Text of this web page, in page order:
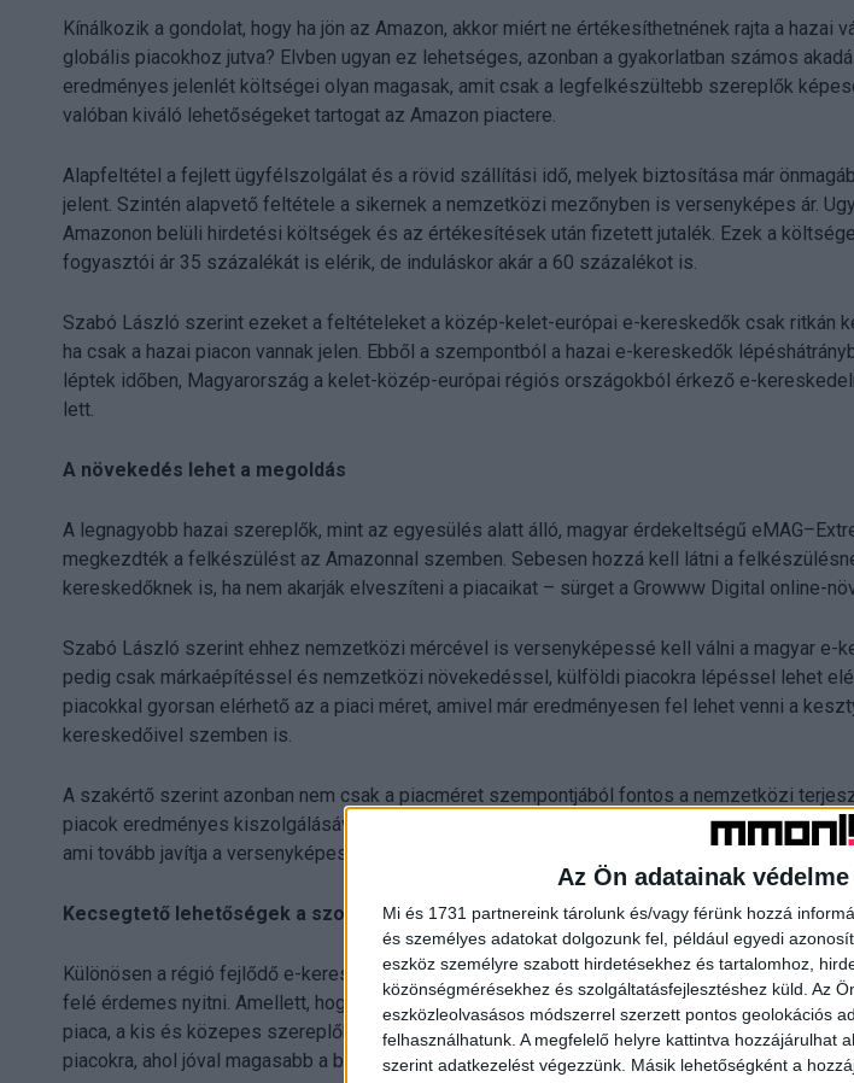
Az Ön adatainak
Mi és 1731 partnereink tárolunk és/vagy férünk hozzá
és személyes adatokat dolgozunk fel, például egyedi
eszköz személyre szabott hirdetésekhez és tartalomhoz,
közönségmérésekhez és szolgáltatásfejlesztéshez küld. Az
eszközleolvasásos módszerrel szerzett pontos geolokációs
felhasználhatunk. A megfelelő helyre kattintva hozzájárulhat
szerint adatkezelést végezzünk. Másik lehetőségként a
Kínálkozik a gondolat, hogy ha jön az Amazon, akkor miért ne értékesíthetnének rajta a hazai
globális piacokhoz jutva? Elvben ugyan ez lehetséges, azonban a gyakorlatban számos
eredményes jelenlét költségei olyan magasak, amit csak a legfelkészültebb szereplők
valóban kiváló lehetőségeket tartogat az Amazon piactere.
Alapfeltétel a fejlett ügyfélszolgálat és a rövid szállítási idő, melyek biztosítása már
jelent. Szintén alapvető feltétele a sikernek a nemzetközi mezőnyben is versenyképes ár.
Amazonon belüli hirdetési költségek és az értékesítések után fizetett jutalék. Ezek a
fogyasztói ár 35 százalékát is elérik, de induláskor akár a 60 százalékot is.
Szabó László szerint ezeket a feltételeket a közép-kelet-európai e-kereskedők csak ritkán
ha csak a hazai piacon vannak jelen. Ebből a szempontból a hazai e-kereskedők
léptek időben, Magyarország a kelet-közép-európai régiós országokból érkező e-
lett.
A növekedés lehet a megoldás
A legnagyobb hazai szereplők, mint az egyesülés alatt álló, magyar érdekeltségű
megkezdték a felkészülést az Amazonnal szemben. Sebesen hozzá kell látni a
kereskedőknek is, ha nem akarják elveszíteni a piacaikat – sürget a Growww Digital online-
Szabó László szerint ehhez nemzetközi mércével is versenyképessé kell válni a magyar e-
pedig csak márkaépítéssel és nemzetközi növekedéssel, külföldi piacokra lépéssel lehet
piacokkal gyorsan elérhető az a piaci méret, amivel már eredményesen fel lehet venni a
kereskedőivel szemben is.
A szakértő szerint azonban nem csak a piacméret szempontjából fontos a nemzetközi
piacok eredményes kiszolgálásával javul, nemzetközi szintűvé válik a kiszolgálás, az
ami tovább javítja a versenyképességet.
Kecsegtető lehetőségek a szomszédban
Különösen a régió fejlődő e-kereskedelmi piacai irányába, Szlovákia, Románia, Szlovénia,
felé érdemes nyitni. Amellett, hogy ez Európa legnagyobb növekedési potenciállal
piaca, a kis és közepes szereplőknek könnyebb piacra lépni, mint például a német vagy akár
piacokra, ahol jóval magasabb a belépési küszöb.